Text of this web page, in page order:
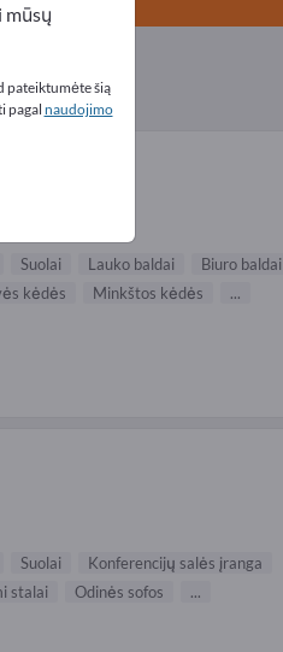
Suolai Lauko baldai
Biuro baldai
kėdės Minkštos kėdės ...
Suolai
Konferencijų salės įranga
stalai Odinės sofos ...
mūsų
pateiktumėte šią
pagal naudojimo